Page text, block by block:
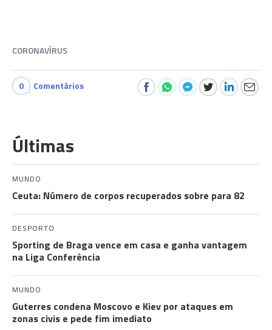
CORONAVÍRUS
0 Comentários
Últimas
MUNDO
Ceuta: Número de corpos recuperados sobre para 82
DESPORTO
Sporting de Braga vence em casa e ganha vantagem
na Liga Conferência
MUNDO
Guterres condena Moscovo e Kiev por ataques em
zonas civis e pede fim imediato